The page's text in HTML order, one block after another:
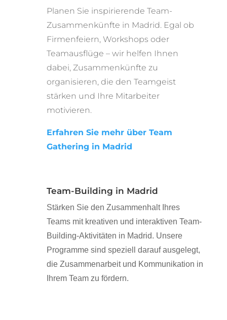
Planen Sie inspirierende Team-
Zusammenkünfte in Madrid. Egal ob
Firmenfeiern, Workshops oder
Teamausflüge – wir helfen Ihnen
dabei, Zusammenkünfte zu
organisieren, die den Teamgeist
stärken und Ihre Mitarbeiter
motivieren.
Erfahren Sie mehr über Team
Gathering in Madrid
Team-Building in Madrid
Stärken Sie den Zusammenhalt Ihres
Teams mit kreativen und interaktiven Team-
Building-Aktivitäten in Madrid. Unsere
Programme sind speziell darauf ausgelegt,
die Zusammenarbeit und Kommunikation in
Ihrem Team zu fördern.